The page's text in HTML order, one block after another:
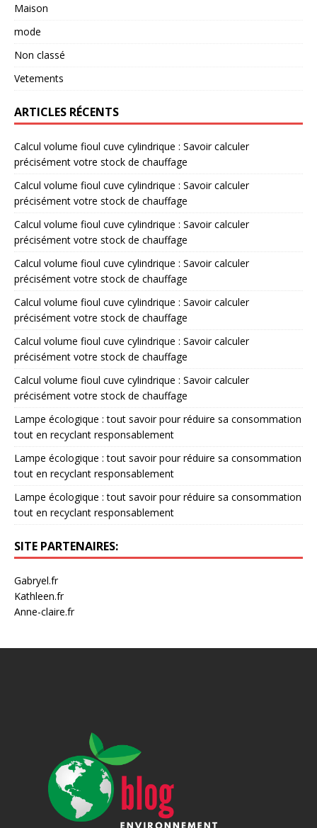
Maison
mode
Non classé
Vetements
ARTICLES RÉCENTS
Calcul volume fioul cuve cylindrique : Savoir calculer
précisément votre stock de chauffage
Calcul volume fioul cuve cylindrique : Savoir calculer
précisément votre stock de chauffage
Calcul volume fioul cuve cylindrique : Savoir calculer
précisément votre stock de chauffage
Calcul volume fioul cuve cylindrique : Savoir calculer
précisément votre stock de chauffage
Calcul volume fioul cuve cylindrique : Savoir calculer
précisément votre stock de chauffage
Calcul volume fioul cuve cylindrique : Savoir calculer
précisément votre stock de chauffage
Calcul volume fioul cuve cylindrique : Savoir calculer
précisément votre stock de chauffage
Lampe écologique : tout savoir pour réduire sa consommation
tout en recyclant responsablement
Lampe écologique : tout savoir pour réduire sa consommation
tout en recyclant responsablement
Lampe écologique : tout savoir pour réduire sa consommation
tout en recyclant responsablement
SITE PARTENAIRES:
Gabryel.fr
Kathleen.fr
Anne-claire.fr